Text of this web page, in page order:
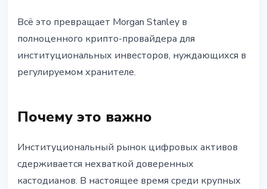
Всё это превращает Morgan Stanley в
полноценного крипто-провайдера для
институциональных инвесторов, нуждающихся в
регулируемом хранителе.
Почему это важно
Институциональный рынок цифровых активов
сдерживается нехваткой доверенных
кастодианов. В настоящее время среди крупных